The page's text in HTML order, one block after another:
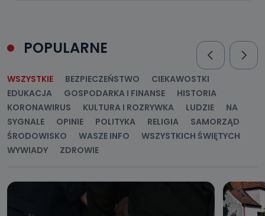
POPULARNE
WSZYSTKIE BEZPIECZEŃSTWO
CIEKAWOSTKI
EDUKACJA
GOSPODARKA I FINANSE
HISTORIA
KORONAWIRUS
KULTURA I ROZRYWKA LUDZIE
NA
SYGNALE
OPINIE POLITYKA RELIGIA
SAMORZĄD
ŚRODOWISKO
WASZE INFO
WSZYSTKICH ŚWIĘTYCH
WYWIADY
ZDROWIE